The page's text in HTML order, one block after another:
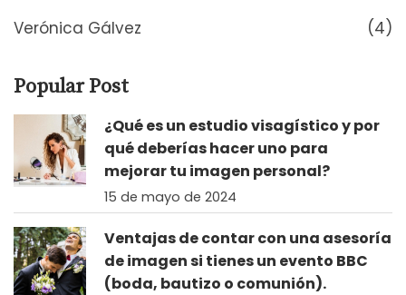
Verónica Gálvez
(4)
Popular Post
¿Qué es un estudio visagístico y por
qué deberías hacer uno para
mejorar tu imagen personal?
15 de mayo de 2024
Ventajas de contar con una asesoría
de imagen si tienes un evento BBC
(boda, bautizo o comunión).